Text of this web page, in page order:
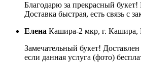
Благодарю за прекрасный
Доставка быстрая, есть связь с
Елена Кашира-2 мкр, г. Кашира,
Замечательный букет!
если данная услуга (фото)